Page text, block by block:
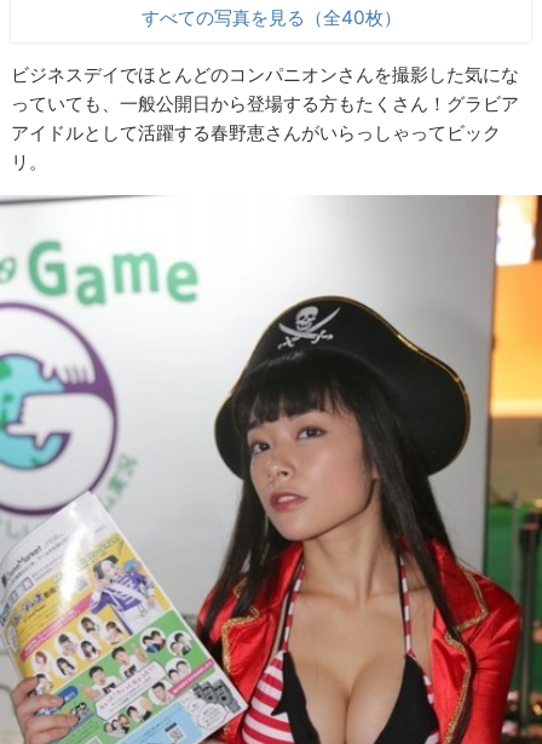
すべての写真を見る（全40枚）
ビジネスデイでほとんどのコンパニオンさんを撮影した気にな
っていても、一般公開日から登場する方もたくさん！グラビア
アイドルとして活躍する春野恵さんがいらっしゃってビック
リ。